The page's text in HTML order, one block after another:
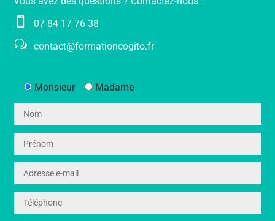
 07 84 17 76 38
w contact@formationcogito.fr
Monsieur Madame